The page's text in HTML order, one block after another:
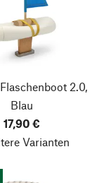
2.0,
Blau
17,90 €
Varianten